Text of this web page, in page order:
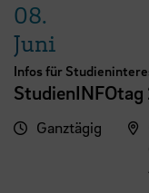
08.
Juni
Infos für
StudienINFOtag
Ganztägig